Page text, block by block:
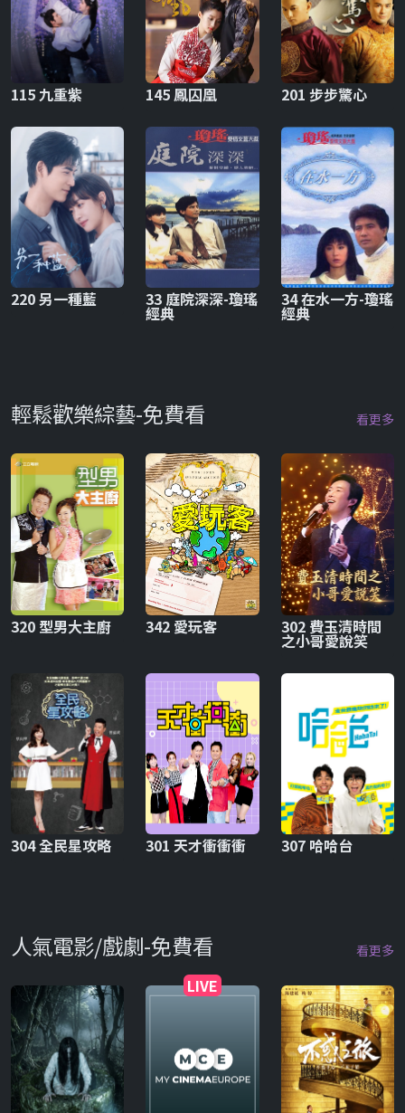
115 九重紫 145 鳳囚凰 201 步步驚心
220 另一種藍 33 庭院深深-瓊瑤
經典
34 在水一方-瓊瑤
經典
輕鬆歡樂綜藝-免費看 看更多
320 型男大主廚 342 愛玩客 302 費玉清時間
之小哥愛說笑
304 全民星攻略 301 天才衝衝衝 307 哈哈台
人氣電影/戲劇-免費看 看更多
LIVE